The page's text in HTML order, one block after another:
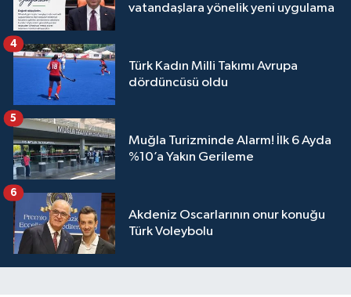
vatandaşlara yönelik yeni uygulama
Türk Kadın Milli Takımı Avrupa
dördüncüsü oldu
4
Muğla Turizminde Alarm! İlk 6 Ayda
%10’a Yakın Gerileme
5
Akdeniz Oscarlarının onur konuğu
Türk Voleybolu
6